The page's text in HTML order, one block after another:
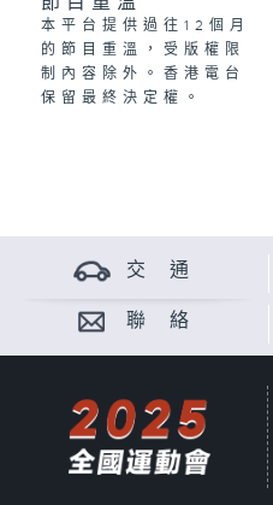
本平台提供過往12個月
的節目重溫，受版權限
制內容除外。香港電台
保留最終決定權。
交 通
聯 絡